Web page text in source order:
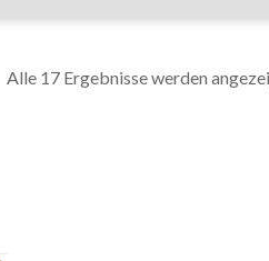
Alle 17 Ergebnisse werden